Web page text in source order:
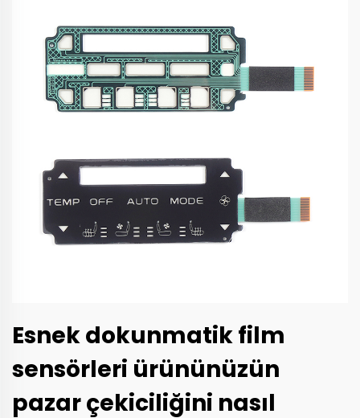
Esnek dokunmatik film
sensörleri ürününüzün
pazar çekiciliğini nasıl